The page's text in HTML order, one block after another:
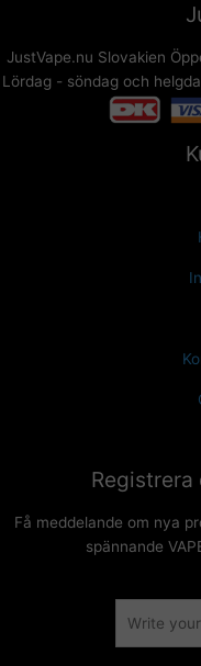
JustVape.nu Slovakien
Lördag - söndag och
Få meddelande om nya
spännande